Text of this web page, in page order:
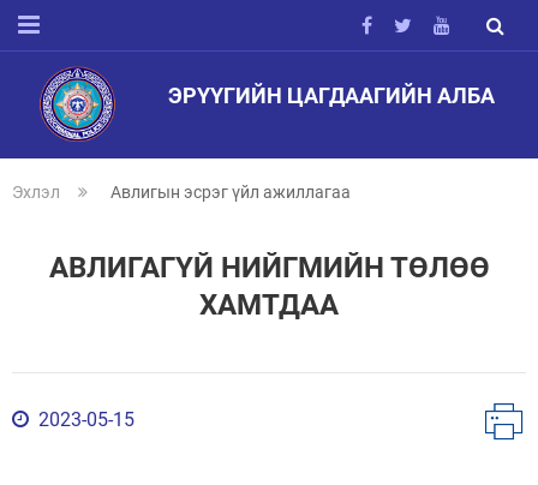
ЭРҮҮГИЙН ЦАГДААГИЙН АЛБА
Эхлэл Авлигын эсрэг үйл ажиллагаа
АВЛИГАГҮЙ НИЙГМИЙН ТӨЛӨӨ
ХАМТДАА
2023-05-15